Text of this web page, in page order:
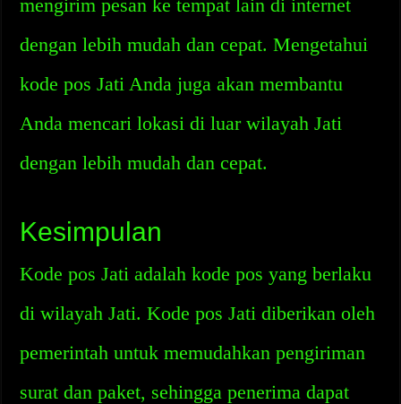
mengirim pesan ke tempat lain di internet
dengan lebih mudah dan cepat. Mengetahui
kode pos Jati Anda juga akan membantu
Anda mencari lokasi di luar wilayah Jati
dengan lebih mudah dan cepat.
Kesimpulan
Kode pos Jati adalah kode pos yang berlaku
di wilayah Jati. Kode pos Jati diberikan oleh
pemerintah untuk memudahkan pengiriman
surat dan paket, sehingga penerima dapat